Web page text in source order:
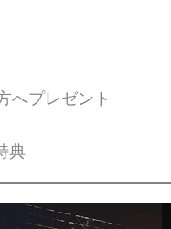
へプレゼント
典